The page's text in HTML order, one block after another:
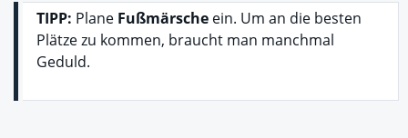
TIPP: Plane Fußmärsche ein. Um an die besten
Plätze zu kommen, braucht man manchmal
Geduld.